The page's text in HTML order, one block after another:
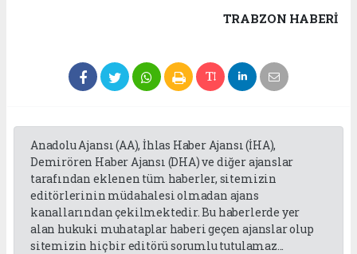
TRABZON HABERİ
Anadolu Ajansı (AA), İhlas Haber Ajansı (İHA),
Demirören Haber Ajansı (DHA) ve diğer ajanslar
tarafından eklenen tüm haberler, sitemizin
editörlerinin müdahalesi olmadan ajans
kanallarından çekilmektedir. Bu haberlerde yer
alan hukuki muhataplar haberi geçen ajanslar olup
sitemizin hiç bir editörü sorumlu tutulamaz...